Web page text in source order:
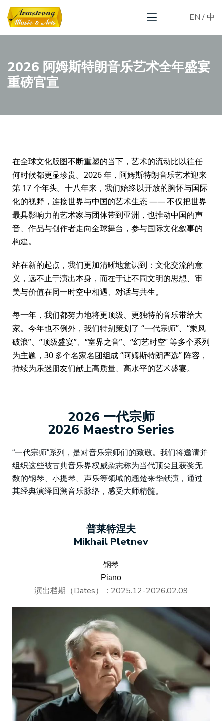
EN / 中
2026 阿姆斯特朗音乐艺术全年盛宴
重磅官宣
在全球文化版图不断重塑的当下，艺术的流动比以往任
何时候都更显珍贵。2026 年，阿姆斯特朗音乐艺术迎来
第 17 个年头。十八年来，我们始终以开放的胸怀与国际
化的视野，连接世界与中国的艺术生态 —— 不仅把世界
最具影响力的艺术家与团体带到亚洲，也推动中国的声
音、作品与创作者走向全球舞台，参与国际文化叙事的
构建。
站在新的起点，我们更加清晰地意识到：文化交流的意
义，远不止于演出本身，而在于让不同文明的思想、审
美与价值在同一时空中相遇、对话与共生。
每一年，我们都努力地将更顶级、更独特的音乐带给大
家。今年也不例外，我们特别策划了 “一代宗师”、“乘风
破浪”、“顶级盛宴”、“室界之音”、“幻艺时空” 等多个系列
为主题，30 多个名家名团组成 “阿姆斯特朗严选” 阵容，
持续为乐迷朋友们献上高质量、高水平的艺术盛宴。
2026 一代宗师
2026 Maestro Series
“一代宗师“系列，是对音乐宗师们的致敬。我们将邀请并
组织这些被古典音乐界权威杂志称为当代顶尖且获奖无
数的钢琴、小提琴、声乐等领域的翘楚来华献演，通过
其经典演绎回溯音乐脉络，感受大师精髓。
普莱特涅夫
Mikhail Pletnev
钢琴
Piano
演出档期（Dates）：2025.12-2026.02.09